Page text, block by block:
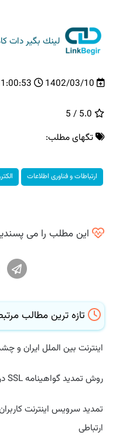
لینك بگیر دات
1402/03/10
تگهای مطلب:
ارتباطات و فناوری اطلاعات
این مطلب را می
تازه ترین مطالب
اینترنت بین الملل ایران و
روش تمدید گواهینامه SSL در قطعی اینترنت
تمدید سرویس اینترنت
ارتباطی